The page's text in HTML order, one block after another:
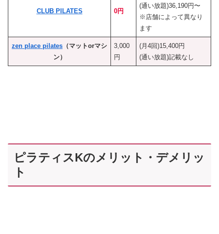
CLUB PILATES 0円
(通い放題)36,190円〜
※店舗によって異なり
ます
zen place pilates （マットorマシ
ン）
3,000
円
(月4回)15,400円
(通い放題)記載なし
ピラティスKのメリット・デメリッ
ト